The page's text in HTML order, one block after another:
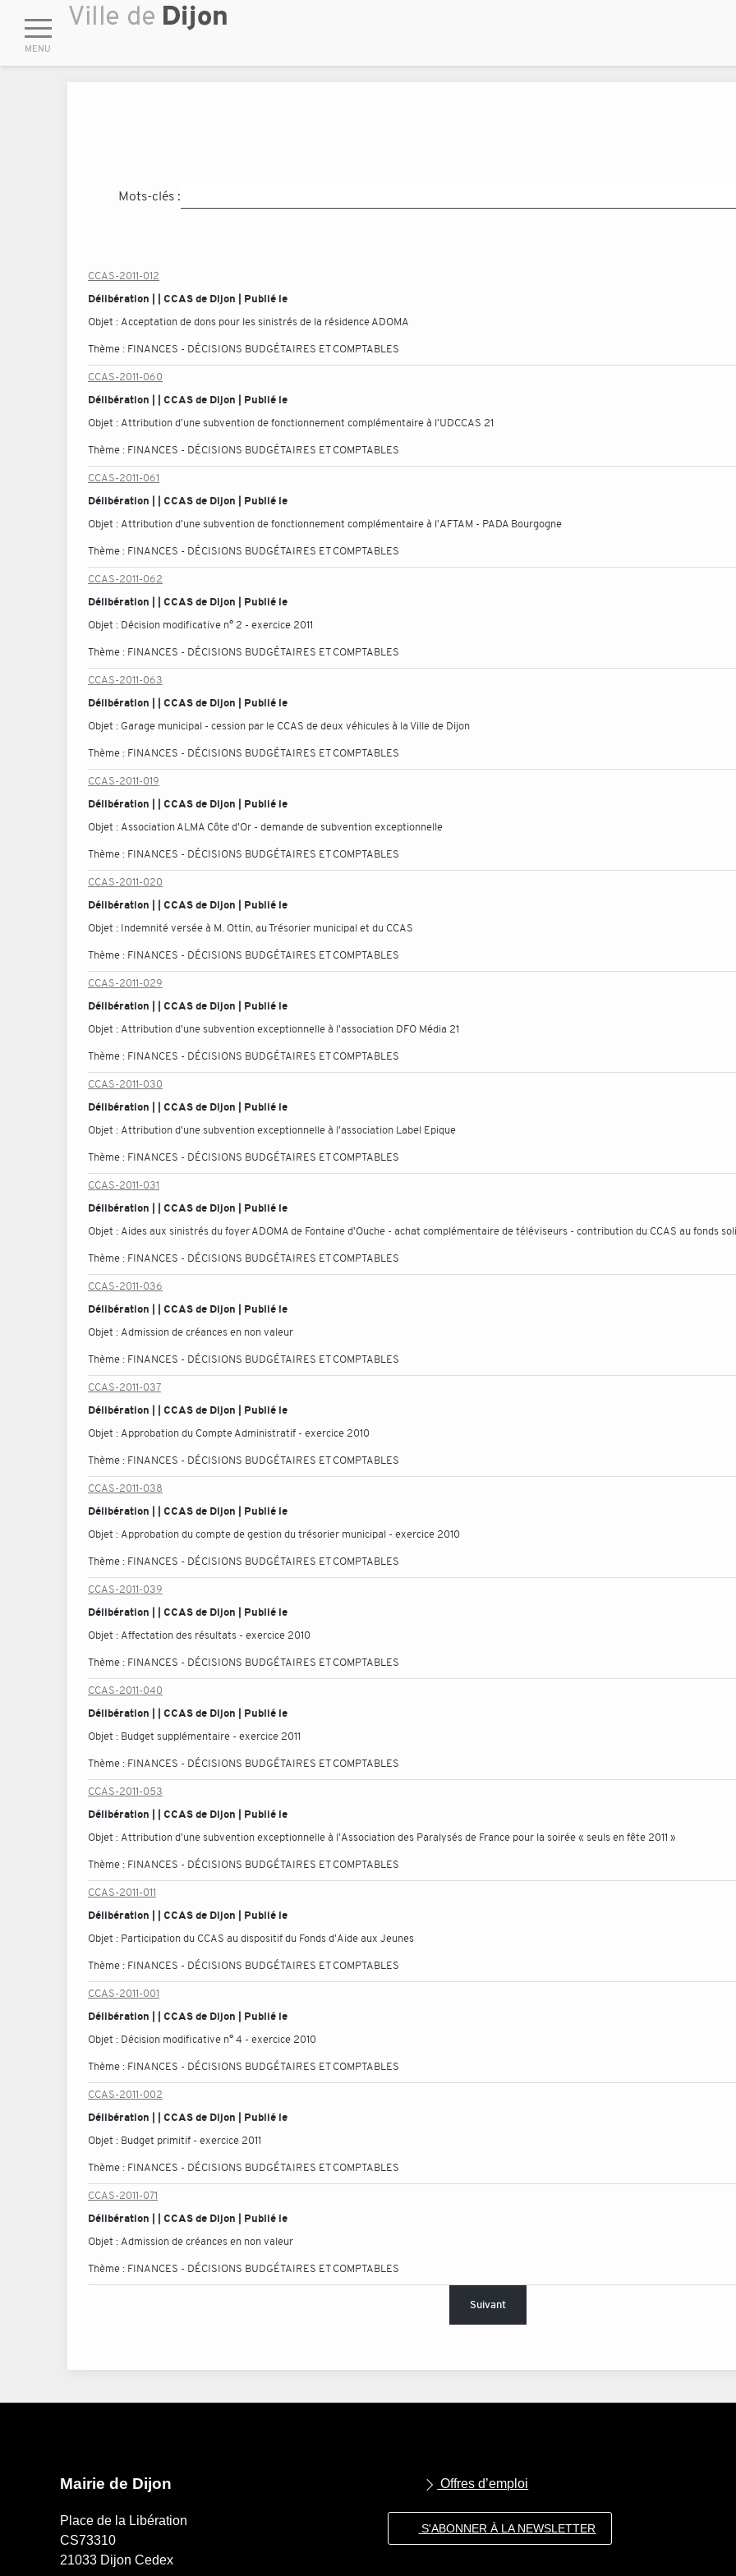
Mots-clés :
CCAS-2011-012
Délibération | | CCAS de Dijon | Publié le
Objet : Acceptation de dons pour les sinistrés de la résidence ADOMA
Thème : FINANCES - DÉCISIONS BUDGÉTAIRES ET COMPTABLES
CCAS-2011-060
Délibération | | CCAS de Dijon | Publié le
Objet : Attribution d'une subvention de fonctionnement complémentaire à l'UDCCAS 21
Thème : FINANCES - DÉCISIONS BUDGÉTAIRES ET COMPTABLES
CCAS-2011-061
Délibération | | CCAS de Dijon | Publié le
Objet : Attribution d'une subvention de fonctionnement complémentaire à l'AFTAM - PADA Bourgogne
Thème : FINANCES - DÉCISIONS BUDGÉTAIRES ET COMPTABLES
CCAS-2011-062
Délibération | | CCAS de Dijon | Publié le
Objet : Décision modificative n° 2 - exercice 2011
Thème : FINANCES - DÉCISIONS BUDGÉTAIRES ET COMPTABLES
CCAS-2011-063
Délibération | | CCAS de Dijon | Publié le
Objet : Garage municipal - cession par le CCAS de deux véhicules à la Ville de Dijon
Thème : FINANCES - DÉCISIONS BUDGÉTAIRES ET COMPTABLES
CCAS-2011-019
Délibération | | CCAS de Dijon | Publié le
Objet : Association ALMA Côte d'Or - demande de subvention exceptionnelle
Thème : FINANCES - DÉCISIONS BUDGÉTAIRES ET COMPTABLES
CCAS-2011-020
Délibération | | CCAS de Dijon | Publié le
Objet : Indemnité versée à M. Ottin, au Trésorier municipal et du CCAS
Thème : FINANCES - DÉCISIONS BUDGÉTAIRES ET COMPTABLES
CCAS-2011-029
Délibération | | CCAS de Dijon | Publié le
Objet : Attribution d'une subvention exceptionnelle à l'association DFO Média 21
Thème : FINANCES - DÉCISIONS BUDGÉTAIRES ET COMPTABLES
CCAS-2011-030
Délibération | | CCAS de Dijon | Publié le
Objet : Attribution d'une subvention exceptionnelle à l'association Label Epique
Thème : FINANCES - DÉCISIONS BUDGÉTAIRES ET COMPTABLES
CCAS-2011-031
Délibération | | CCAS de Dijon | Publié le
Objet : Aides aux sinistrés du foyer ADOMA de Fontaine d'Ouche - achat complémentaire de téléviseurs - contribution du CCAS au fonds
Thème : FINANCES - DÉCISIONS BUDGÉTAIRES ET COMPTABLES
CCAS-2011-036
Délibération | | CCAS de Dijon | Publié le
Objet : Admission de créances en non valeur
Thème : FINANCES - DÉCISIONS BUDGÉTAIRES ET COMPTABLES
CCAS-2011-037
Délibération | | CCAS de Dijon | Publié le
Objet : Approbation du Compte Administratif - exercice 2010
Thème : FINANCES - DÉCISIONS BUDGÉTAIRES ET COMPTABLES
CCAS-2011-038
Délibération | | CCAS de Dijon | Publié le
Objet : Approbation du compte de gestion du trésorier municipal - exercice 2010
Thème : FINANCES - DÉCISIONS BUDGÉTAIRES ET COMPTABLES
CCAS-2011-039
Délibération | | CCAS de Dijon | Publié le
Objet : Affectation des résultats - exercice 2010
Thème : FINANCES - DÉCISIONS BUDGÉTAIRES ET COMPTABLES
CCAS-2011-040
Délibération | | CCAS de Dijon | Publié le
Objet : Budget supplémentaire - exercice 2011
Thème : FINANCES - DÉCISIONS BUDGÉTAIRES ET COMPTABLES
CCAS-2011-053
Délibération | | CCAS de Dijon | Publié le
Objet : Attribution d'une subvention exceptionnelle à l'Association des Paralysés de France pour la soirée « seuls en fête 2011 »
Thème : FINANCES - DÉCISIONS BUDGÉTAIRES ET COMPTABLES
CCAS-2011-011
Délibération | | CCAS de Dijon | Publié le
Objet : Participation du CCAS au dispositif du Fonds d'Aide aux Jeunes
Thème : FINANCES - DÉCISIONS BUDGÉTAIRES ET COMPTABLES
CCAS-2011-001
Délibération | | CCAS de Dijon | Publié le
Objet : Décision modificative n° 4 - exercice 2010
Thème : FINANCES - DÉCISIONS BUDGÉTAIRES ET COMPTABLES
CCAS-2011-002
Délibération | | CCAS de Dijon | Publié le
Objet : Budget primitif - exercice 2011
Thème : FINANCES - DÉCISIONS BUDGÉTAIRES ET COMPTABLES
CCAS-2011-071
Délibération | | CCAS de Dijon | Publié le
Objet : Admission de créances en non valeur
Thème : FINANCES - DÉCISIONS BUDGÉTAIRES ET COMPTABLES
Suivant
Mairie de Dijon
Place de la Libération
CS73310
21033 Dijon Cedex
Offres d’emploi
S'ABONNER À LA NEWSLETTER